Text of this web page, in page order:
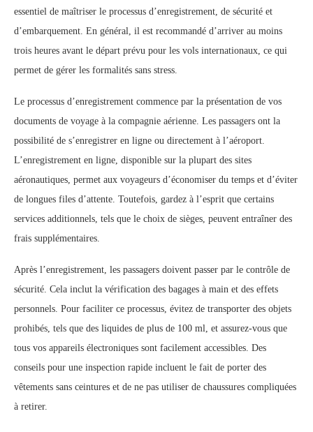
essentiel de maîtriser le processus d’enregistrement, de sécurité et
d’embarquement. En général, il est recommandé d’arriver au moins
trois heures avant le départ prévu pour les vols internationaux, ce qui
permet de gérer les formalités sans stress.
Le processus d’enregistrement commence par la présentation de vos
documents de voyage à la compagnie aérienne. Les passagers ont la
possibilité de s’enregistrer en ligne ou directement à l’aéroport.
L’enregistrement en ligne, disponible sur la plupart des sites
aéronautiques, permet aux voyageurs d’économiser du temps et d’éviter
de longues files d’attente. Toutefois, gardez à l’esprit que certains
services additionnels, tels que le choix de sièges, peuvent entraîner des
frais supplémentaires.
Après l’enregistrement, les passagers doivent passer par le contrôle de
sécurité. Cela inclut la vérification des bagages à main et des effets
personnels. Pour faciliter ce processus, évitez de transporter des objets
prohibés, tels que des liquides de plus de 100 ml, et assurez-vous que
tous vos appareils électroniques sont facilement accessibles. Des
conseils pour une inspection rapide incluent le fait de porter des
vêtements sans ceintures et de ne pas utiliser de chaussures compliquées
à retirer.